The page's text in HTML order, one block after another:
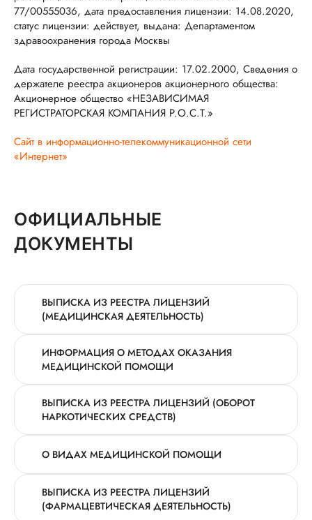
77/00555036, дата предоставления лицензии: 14.08.2020,
статус лицензии: действует, выдана: Департаментом
здравоохранения города Москвы
Дата государственной регистрации: 17.02.2000, Сведения о
держателе реестра акционеров акционерного общества:
Акционерное общество «НЕЗАВИСИМАЯ
РЕГИСТРАТОРСКАЯ КОМПАНИЯ Р.О.С.Т.»
Сайт в информационно-телекоммуникационной сети
«Интернет»
ОФИЦИАЛЬНЫЕ
ДОКУМЕНТЫ
ВЫПИСКА ИЗ РЕЕСТРА ЛИЦЕНЗИЙ
(МЕДИЦИНСКАЯ ДЕЯТЕЛЬНОСТЬ)
ИНФОРМАЦИЯ О МЕТОДАХ ОКАЗАНИЯ
МЕДИЦИНСКОЙ ПОМОЩИ
ВЫПИСКА ИЗ РЕЕСТРА ЛИЦЕНЗИЙ (ОБОРОТ
НАРКОТИЧЕСКИХ СРЕДСТВ)
О ВИДАХ МЕДИЦИНСКОЙ ПОМОЩИ
ВЫПИСКА ИЗ РЕЕСТРА ЛИЦЕНЗИЙ
(ФАРМАЦЕВТИЧЕСКАЯ ДЕЯТЕЛЬНОСТЬ)